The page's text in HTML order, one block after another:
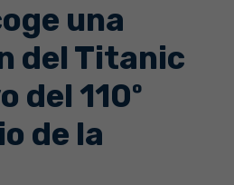
una
del Titanic
del 110º
de la